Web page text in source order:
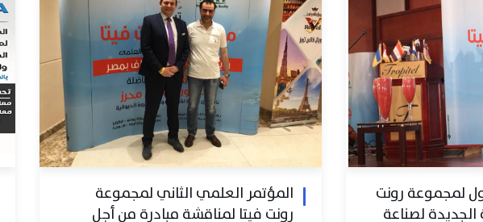
لمجموعة رونت
الجديدة لصناعة
المؤتمر العلمي الثاني لمجموعة
رونت فيتا لمناقشة مبادرة من أجل